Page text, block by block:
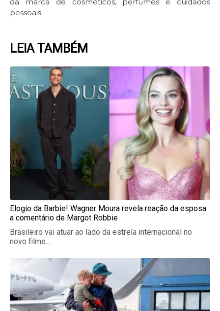
pessoais.
LEIA TAMBÉM
Elogio da Barbie! Wagner Moura revela reação da esposa
a comentário de Margot Robbie
Brasileiro vai atuar ao lado da estrela internacional no
novo filme...